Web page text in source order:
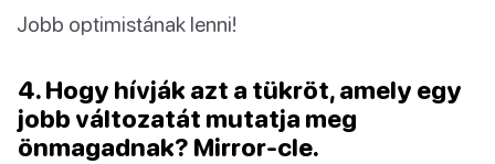
Jobb optimistának lenni!
4. Hogy hívják azt a tükröt, amely egy
jobb változatát mutatja meg
önmagadnak? Mirror-cle.